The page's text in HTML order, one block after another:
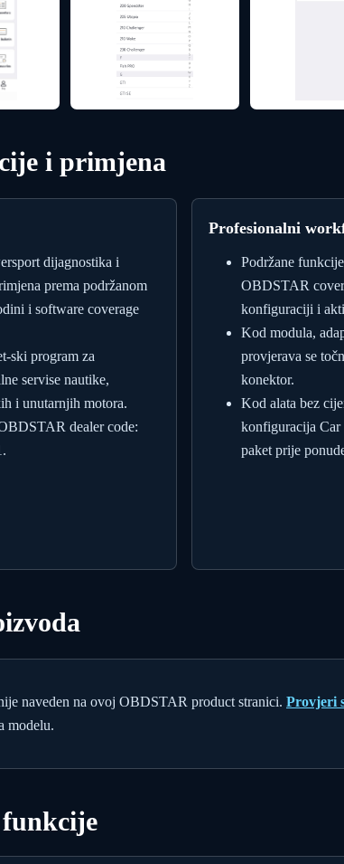
i primjena
dijagnostika i
prema podržanom
i software coverage
ski program za
servise nautike,
i unutarnjih motora.
dealer code:
Profesionalni
Podržane
OBDSTAR
konfiguraciji i
Kod modula,
provjerava se
konektor.
Kod alata bez
konfiguracija
paket prije
naveden na ovoj OBDSTAR product stranici. Provjeri
modelu.